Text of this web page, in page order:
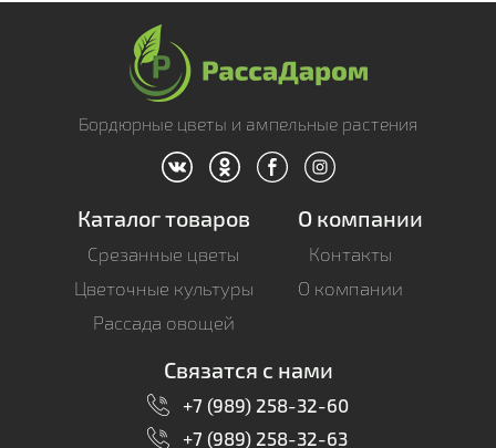
Бордюрные цветы и ампельные растения
Каталог товаров
Срезанные цветы
Цветочные культуры
Рассада овощей
О компании
Контакты
О компании
Связатся с нами
+7 (989) 258-32-60
+7 (989) 258-32-63